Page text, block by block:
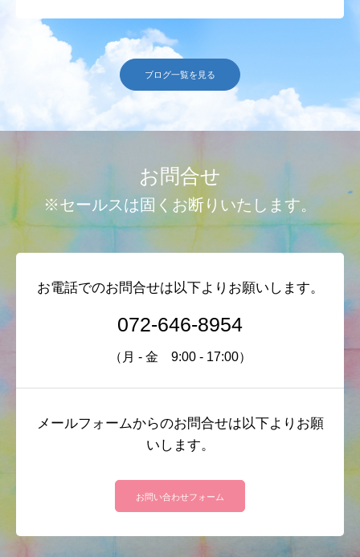
ブログ一覧を見る
お問合せ
※セールスは固くお断りいたします。
お電話でのお問合せは以下よりお願いします。
072-646-8954
（月 - 金 9:00 - 17:00）
メールフォームからのお問合せは以下よりお願
いします。
お問い合わせフォーム